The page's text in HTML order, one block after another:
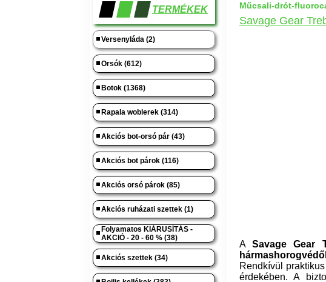
TERMÉKEK
Versenyláda (2)
Orsók (612)
Botok (1368)
Rapala woblerek (314)
Akciós bot-orsó pár (43)
Akciós bot párok (116)
Akciós orsó párok (85)
Akciós ruházati szettek (1)
Folyamatos KIÁRUSÍTÁS -
AKCIÓ - 20 - 60 % (38)
Akciós szettek (34)
Műcsali-drót-
Savage Gear
ASavage Gear
Rendkívül
érdekében. A